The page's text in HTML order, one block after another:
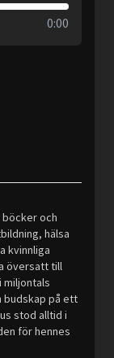
0:00
böcker och
hälsa
kvinnliga
översatt till
miljontals
budskap på ett
stod alltid i
för hennes